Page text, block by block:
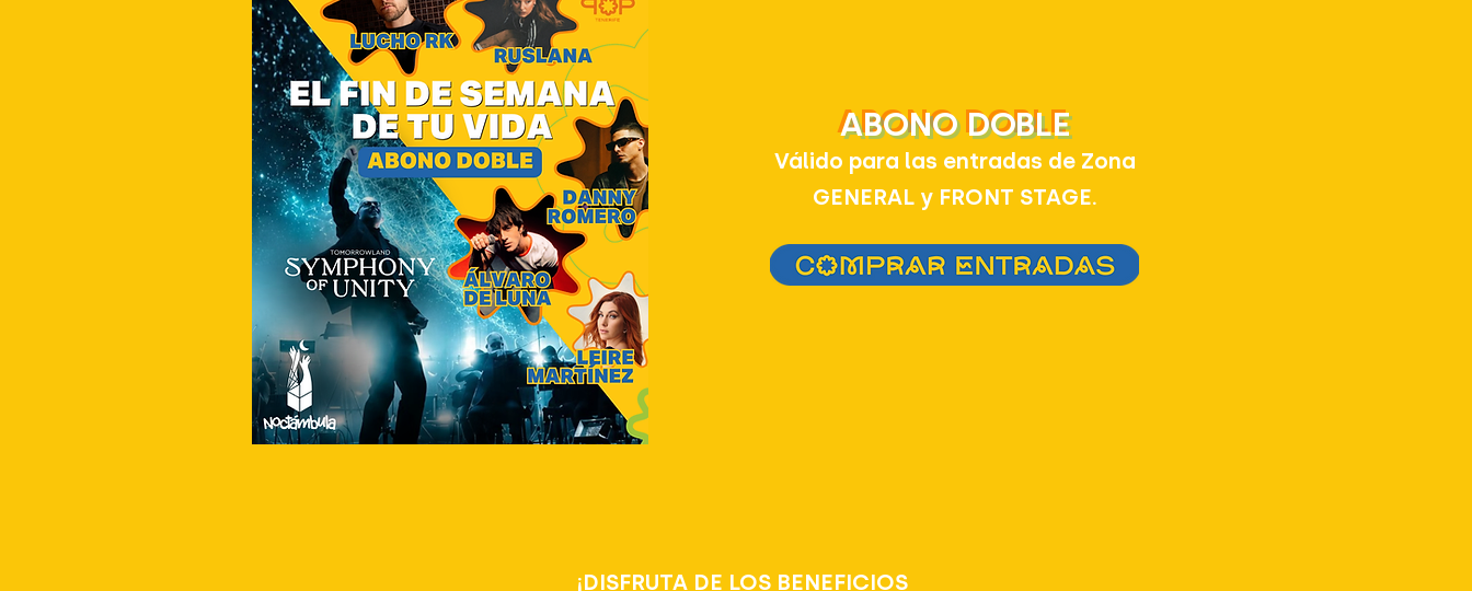
ABONO DOBLE
Válido para las entradas de Zona
GENERAL y FRONT STAGE.
¡DISFRUTA DE LOS BENEFICIOS